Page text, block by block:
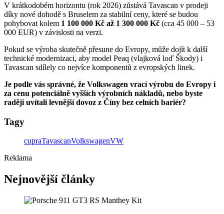
V krátkodobém horizontu (rok 2026) zůstává Tavascan v prodeji
díky nové dohodě s Bruselem za stabilní ceny, které se budou
pohybovat kolem 1 100 000 Kč až 1 300 000 Kč (cca 45 000 – 53
000 EUR) v závislosti na verzi.
Pokud se výroba skutečně přesune do Evropy, může dojít k další
technické modernizaci, aby model Peaq (vlajková loď Škody) i
Tavascan sdílely co nejvíce komponentů z evropských linek.
Je podle vás správné, že Volkswagen vrací výrobu do Evropy i
za cenu potenciálně vyšších výrobních nákladů, nebo byste
raději uvítali levnější dovoz z Číny bez celních bariér?
Tagy
cupraTavascanVolkswagenVW
Reklama
Nejnovější články